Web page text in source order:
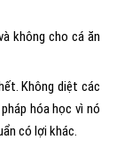
không cho cá ăn
Không diệt các
hóa học vì nó
có lợi khác.